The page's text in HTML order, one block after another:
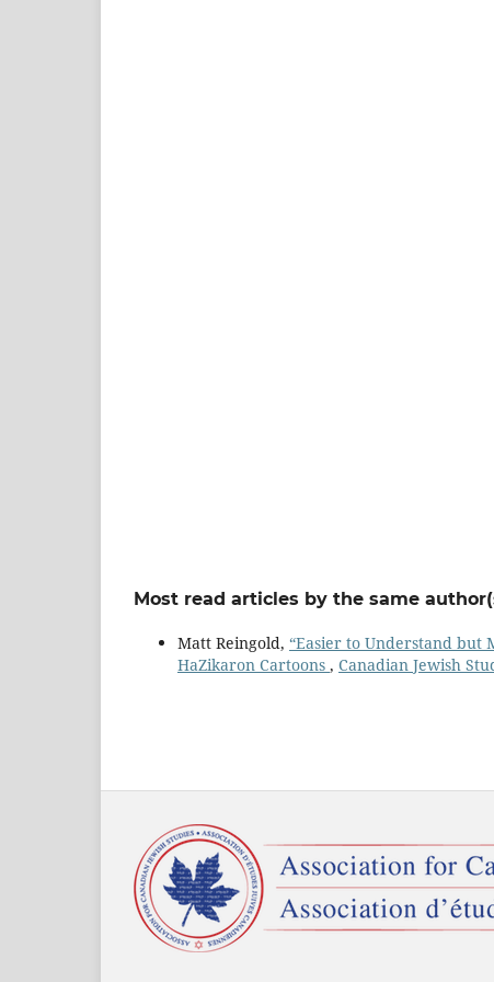
Most read articles by the same
Matt Reingold, “Easier to Understand but
HaZikaron Cartoons , Canadian Jewish